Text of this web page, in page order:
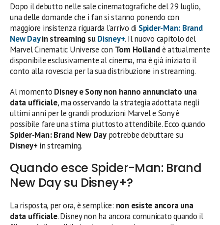
Dopo il debutto nelle sale cinematografiche del 29 luglio,
una delle domande che i fan si stanno ponendo con
maggiore insistenza riguarda l’arrivo di Spider-Man: Brand
New Dayin streaming suDisney+. Il nuovo capitolo del
Marvel Cinematic Universe con Tom Hollandè attualmente
disponibile esclusivamente al cinema, ma è già iniziato il
conto alla rovescia per la sua distribuzione in streaming.
Al momento Disney e Sony non hanno annunciato una
data ufficiale, ma osservando la strategia adottata negli
ultimi anni per le grandi produzioni Marvel e Sony è
possibile fare una stima piuttosto attendibile. Ecco quando
Spider-Man: Brand New Daypotrebbe debuttare su
Disney+ in streaming.
Quando esce Spider-Man: Brand
New Day su Disney+?
La risposta, per ora, è semplice: non esiste ancora una
data ufficiale. Disney non ha ancora comunicato quando il